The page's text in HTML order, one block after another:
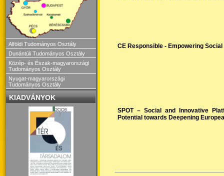
Alföldi Tudományos Osztály
Dunántúli Tudományos Osztály
Közép- és Észak-magyarországi
Tudományos Osztály
Nyugat-magyarországi
Tudományos Osztály
KIADVÁNYOK
CE Responsible - Empowering
SPOT – Social and Innovative
Potential towards Deepening